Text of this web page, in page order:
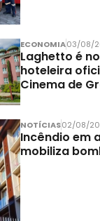
ECONOMIA03/08/
Laghetto é
hoteleira
Cinema de
NOTÍCIAS02/08/
Incêndio em
mobiliza